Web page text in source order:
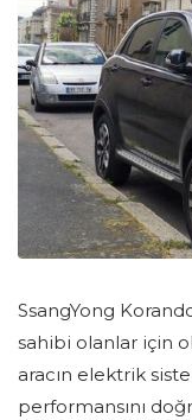
SsangYong
sahibi olanlar için
aracın elektrik
performansını